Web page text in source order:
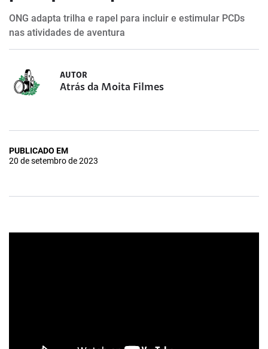
ONG adapta trilha e rapel para incluir e estimular PCDs
nas atividades de aventura
AUTOR
Atrás da Moita Filmes
PUBLICADO EM
20 de setembro de 2023